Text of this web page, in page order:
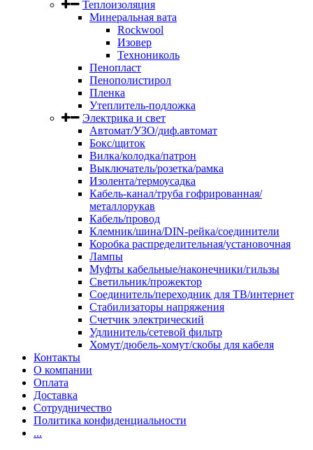
Теплоизоляция
Минеральная вата
Rockwool
Изовер
Технониколь
Пенопласт
Пенополистирол
Пленка
Утеплитель-подложка
Электрика и свет
Автомат/УЗО/диф.автомат
Бокс/щиток
Вилка/колодка/патрон
Выключатель/розетка/рамка
Изолента/термоусадка
Кабель-канал/труба гофрированная/
металлорукав
Кабель/провод
Клемник/шина/DIN-рейка/соединители
Коробка распределительная/установочная
Лампы
Муфты кабельные/наконечники/гильзы
Светильник/прожектор
Соединитель/переходник для ТВ/интернет
Стабилизаторы напряжения
Счетчик электрический
Удлинитель/сетевой фильтр
Хомут/дюбель-хомут/скобы для кабеля
Контакты
О компании
Оплата
Доставка
Сотрудничество
Политика конфиденциальности
...